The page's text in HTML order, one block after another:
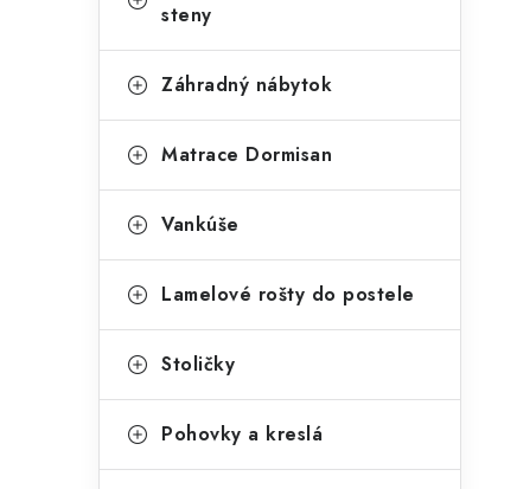
e
steny
Záhradný nábytok
Matrace Dormisan
Vankúše
Lamelové rošty do postele
Stoličky
Pohovky a kreslá